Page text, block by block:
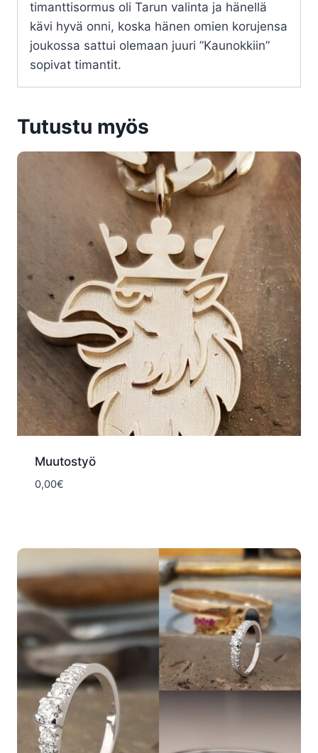
timanttisormus oli Tarun valinta ja hänellä
kävi hyvä onni, koska hänen omien korujensa
joukossa sattui olemaan juuri ”Kaunokkiin”
sopivat timantit.
Tutustu myös
Muutostyö
0,00€